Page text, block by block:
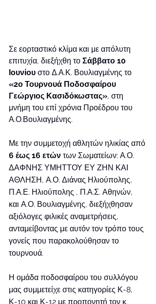
Σε εορταστικό κλίμα και με απόλυτη
επιτυχία, διεξήχθη το Σάββατο 10
Ιουνίου στο Δ.Α.Κ. Βουλιαγμένης το
«2ο Τουρνουά Ποδοσφαίρου
Γεώργιος Κασιδόκωστας», στη
μνήμη του επί χρόνια Προέδρου του
Α.Ο.Βουλιαγμένης.
Με την συμμετοχή αθλητών ηλικίας από
6 έως 16 ετών των Σωματείων: Α.Ο.
ΔΑΦΝΗΣ ΥΜΗΤΤΟΥ ΕΥ ΖΗΝ ΚΑΙ
ΑΘΛΗΣΗ, Α.Ο. Διάνας Ηλιούπολης,
Π.Α.Ε. Ηλιούπολης , Π.Α.Σ. Αθηνών,
και Α.Ο. Βουλιαγμένης, διεξήχθησαν
αξιόλογες φιλικές αναμετρήσεις,
ανταμείβοντας με αυτόν τον τρόπο τους
γονείς που παρακολούθησαν το
τουρνουά.
Η ομάδα ποδοσφαίρου του συλλόγου
μας συμμετείχε στις κατηγορίες Κ-8,
Κ-10 και Κ-12 με προπονητή τον κ.